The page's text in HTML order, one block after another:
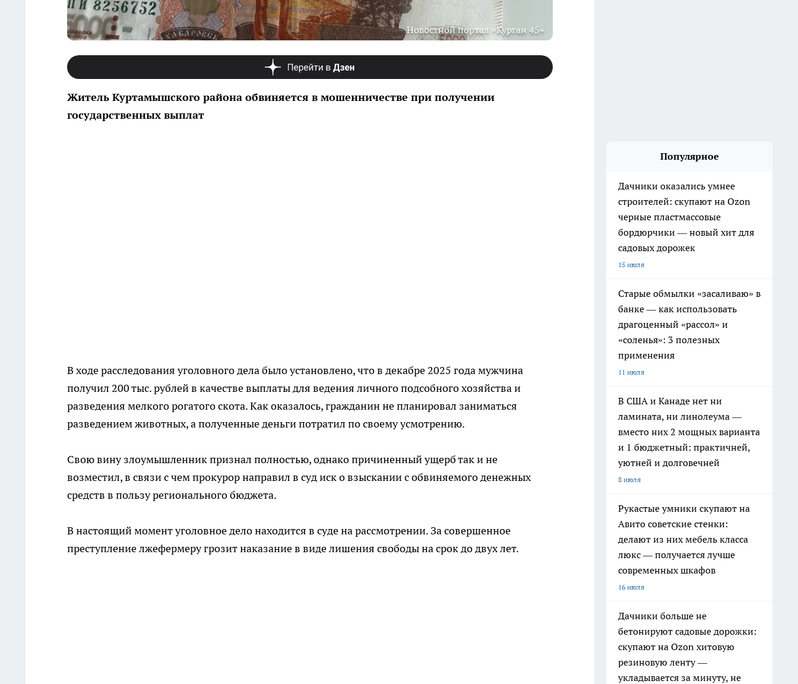
Новостной портал «Курган 45»
Житель Куртамышского района обвиняется в мошенничестве при получении
государственных выплат
В ходе расследования уголовного дела было установлено, что в декабре 2025 года мужчина
получил 200 тыс. рублей в качестве выплаты для ведения личного подсобного хозяйства и
разведения мелкого рогатого скота. Как оказалось, гражданин не планировал заниматься
разведением животных, а полученные деньги потратил по своему усмотрению.
Свою вину злоумышленник признал полностью, однако причиненный ущерб так и не
возместил, в связи с чем прокурор направил в суд иск о взыскании с обвиняемого денежных
средств в пользу регионального бюджета.
В настоящий момент уголовное дело находится в суде на рассмотрении. За совершенное
преступление лжефермеру грозит наказание в виде лишения свободы на срок до двух лет.
Популярное
Дачники оказались умнее
строителей: скупают на Ozon
черные пластмассовые
бордюрчики — новый хит для
садовых дорожек
15 июля
Старые обмылки «засаливаю» в
банке — как использовать
драгоценный «рассол» и
«соленья»: 3 полезных
применения
11 июля
В США и Канаде нет ни
ламината, ни линолеума —
вместо них 2 мощных варианта
и 1 бюджетный: практичней,
уютней и долговечней
8 июля
Рукастые умники скупают на
Авито советские стенки:
делают из них мебель класса
люкс — получается лучше
современных шкафов
16 июля
Дачники больше не
бетонируют садовые дорожки:
скупают на Ozon хитовую
резиновую ленту —
укладывается за минуту, не